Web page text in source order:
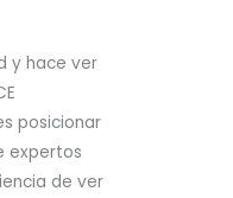
y hace ver
posicionar
expertos
de ver